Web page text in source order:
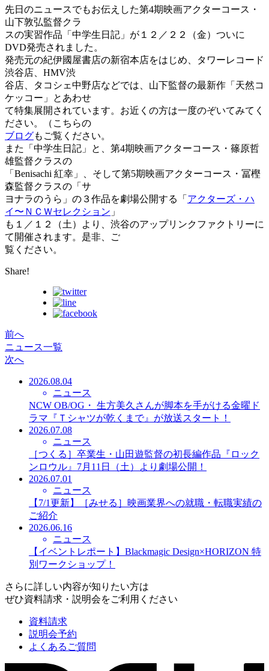
先日のニュースでもお伝えした第4期映画アクターコース・
山下敦弘監督クラ
スの実習作品「中学生日記」が１２／２２（金）ついに
DVD発売されました。
発売元の紀伊國屋書店の新宿本店をはじめ、タワーレコード
渋谷店、HMV渋
谷店、タコシェ中野店などでは、山下監督の最新作「天然コ
ケッコー」とあわせ
て特集展開されています。お近くの方は一度のぞいてみてく
ださい。（こちらの
ブログもご覧ください。
また「中学生日記」と、第4期映画アクターコース・篠原哲
雄監督クラスの
「Benisachi 紅幸」、そして第5期映画アクターコース・冨樫
森監督クラスの「サ
ヨナラのうら」の３作品を劇場公開する「 アクターズ・ハ
イ〜ＮＣＷセレクション 」
も１／１２（土）より、渋谷のアップリンクファクトリーに
て開催されます。是非、ご
覧ください。
Share!
前へ
ニュース一覧
次へ
2026.08.04
ニュース
NCW OB/OG・ 生方美久さんが脚本を手がける金曜ド
ラマ『Ｔシャツが乾くまで』が放送スタート！
2026.07.08
ニュース
［つくる］卒業生・山田遊監督の初長編作品『ロック
ンロウル』7月11日（土）より劇場公開！
2026.07.01
ニュース
【7/1更新】［みせる］映画業界への就職・転職実績の
ご紹介
2026.06.16
ニュース
【イベントレポート】Blackmagic Design×HORIZON 特
別ワークショップ！
さらに詳しい内容が知りたい方は
ぜひ資料請求・説明会をご利用ください
資料請求
説明会予約
よくあるご質問